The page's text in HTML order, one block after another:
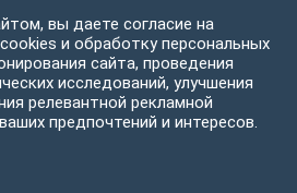
вы даете согласие на
и обработку персональных
сайта, проведения
исследований, улучшения
релевантной рекламной
предпочтений и интересов.